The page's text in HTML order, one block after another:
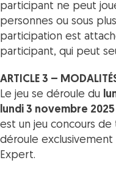
participant ne peut
personnes ou sous
participation est
participant, qui peut
ARTICLE 3 –
Le jeu se déroule du
lundi 3 novembre 2025
est un jeu concours
déroule exclusivement
Expert.